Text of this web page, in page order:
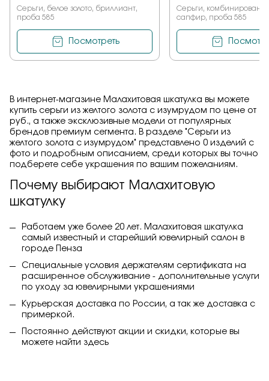
Серьги, белое золото, бриллиант,
проба 585
Посмотреть
Серьги,
сапфир, проба 585
В интернет-магазине Малахитовая шкатулка вы можете
купить серьги из желтого золота с изумрудом по цене от
руб., а также эксклюзивные модели от популярных
брендов премиум сегмента. В разделе "Серьги из
желтого золота с изумрудом" представлено 0 изделий с
фото и подробным описанием, среди которых вы точно
подберете себе украшения по вашим пожеланиям.
Почему выбирают Малахитовую
шкатулку
Работаем уже более 20 лет. Малахитовая шкатулка
самый известный и старейший ювелирный салон в
городе Пенза
Специальные условия держателям сертификата на
расширенное обслуживание - дополнительные услуги
по уходу за ювелирными украшениями
Курьерская доставка по России, а так же доставка с
примеркой.
Постоянно действуют акции и скидки, которые вы
можете найти здесь